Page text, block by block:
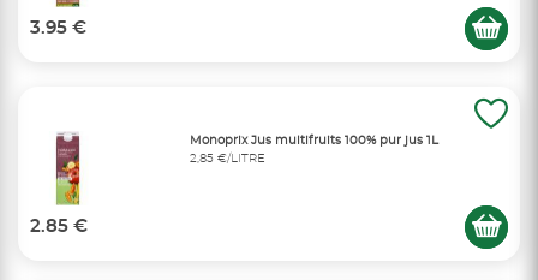
3.95 €
Monoprix Jus multifruits 100% pur jus 1L
2,85 €/LITRE
2.85 €